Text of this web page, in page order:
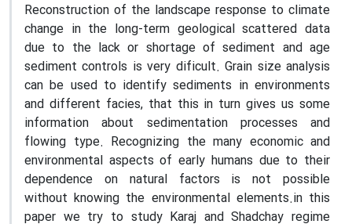
Reconstruction of the landscape response to climate
change in the long-term geological scattered data
due to the lack or shortage of sediment and age
sediment controls is very dificult. Grain size analysis
can be used to identify sediments in environments
and different facies, that this in turn gives us some
information about sedimentation processes and
flowing type. Recognizing the many economic and
environmental aspects of early humans due to their
dependence on natural factors is not possible
without knowing the environmental elements.in this
paper we try to study Karaj and Shadchay regime